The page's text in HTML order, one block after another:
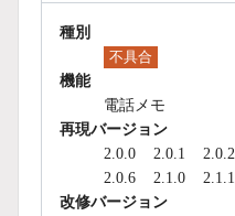
種別
不具合
機能
電話メモ
再現バージョン
2.0.0
2.0.1 2.0.2
2.0.6
2.1.0
2.1.1
改修バージョン